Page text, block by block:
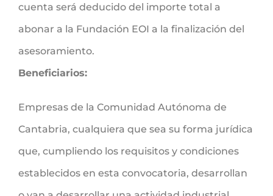
cuenta será deducido del importe total a
abonar a la Fundación EOI a la finalización del
asesoramiento.
Beneficiarios:
Empresas de la Comunidad Autónoma de
Cantabria, cualquiera que sea su forma jurídica
que, cumpliendo los requisitos y condiciones
establecidos en esta convocatoria, desarrollan